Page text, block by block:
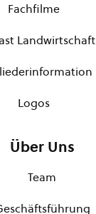
Fachfilme
Landwirtschaft
Logos
Über Uns
Team